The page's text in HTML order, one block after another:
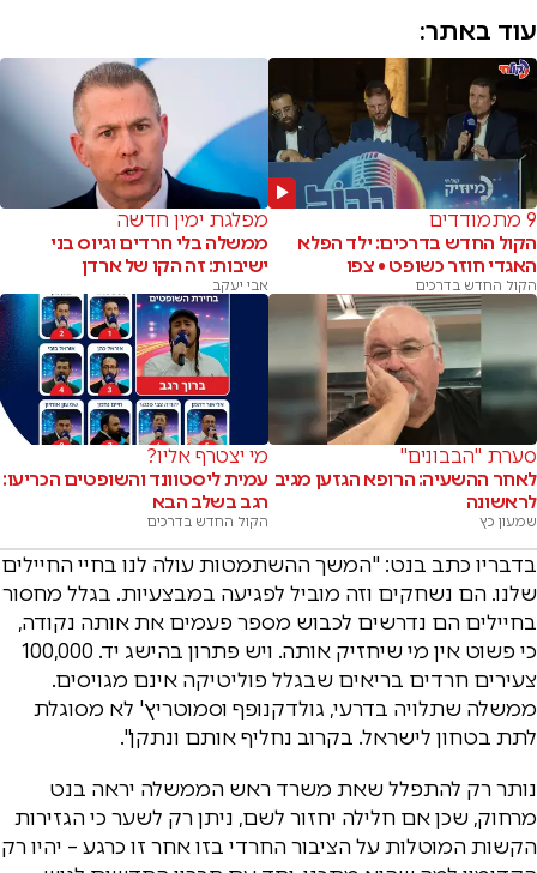
עוד באתר:
9 מתמודדים
הקול החדש בדרכים: ילד הפלא
האגדי חוזר כשופט • צפו
הקול החדש בדרכים
מפלגת ימין חדשה
ממשלה בלי חרדים וגיוס בני
ישיבות: זה הקו של ארדן
אבי יעקב
סערת "הבבונים"
לאחר ההשעיה: הרופא הגזען מגיב
לראשונה
שמעון כץ
מי יצטרף אליו?
עמית ליסטוונד והשופטים הכריעו:
רגב בשלב הבא
הקול החדש בדרכים
בדבריו כתב בנט: "המשך ההשתמטות עולה לנו בחיי החיילים
שלנו. הם נשחקים וזה מוביל לפגיעה במבצעיות. בגלל מחסור
בחיילים הם נדרשים לכבוש מספר פעמים את אותה נקודה,
כי פשוט אין מי שיחזיק אותה. ויש פתרון בהישג יד. 100,000
צעירים חרדים בריאים שבגלל פוליטיקה אינם מגויסים.
ממשלה שתלויה בדרעי, גולדקנופף וסמוטריץ' לא מסוגלת
לתת בטחון לישראל. בקרוב נחליף אותם ונתקן".
נותר רק להתפלל שאת משרד ראש הממשלה יראה בנט
מרחוק, שכן אם חלילה יחזור לשם, ניתן רק לשער כי הגזירות
הקשות המוטלות על הציבור החרדי בזו אחר זו כרגע – יהיו רק